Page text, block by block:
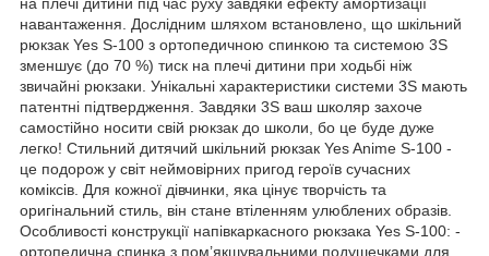
навантаження. Дослідним шляхом встановлено, що шкільний
рюкзак Yes S-100 з ортопедичною спинкою та системою 3S
зменшує (до 70 %) тиск на плечі дитини при ходьбі ніж
звичайні рюкзаки. Унікальні характеристики системи 3S мають
патентні підтвердження. Завдяки 3S ваш школяр захоче
самостійно носити свій рюкзак до школи, бо це буде дуже
легко! Стильний дитячий шкільний рюкзак Yes Anime S-100 -
це подорож у світ неймовірних пригод героїв сучасних
коміксів. Для кожної дівчинки, яка цінує творчість та
оригінальний стиль, він стане втіленням улюблених образів.
Особливості конструкції напівкаркасного рюкзака Yes S-100: -
ортопедична спинка з пом’якшувальними подушечками для